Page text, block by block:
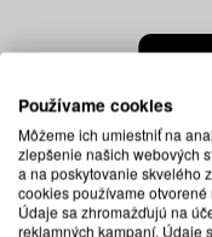
Používame cookies
Môžeme ich umiestniť na
zlepšenie našich webových
a na poskytovanie skvelého
cookies používame otvorené
Údaje sa zhromažďujú na
reklamných kampaní. Údaje